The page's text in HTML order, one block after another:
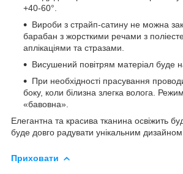
+40-60°.
Вироби з страйп-сатину не можна
барабан з жорсткими речами з
аплікаціями та стразами.
Висушений повітрям матеріал буде
При необхідності прасування
боку, коли білизна злегка волога.
«бавовна».
Елегантна та красива тканина освіжить
буде довго радувати унікальним дизайном.
Приховати